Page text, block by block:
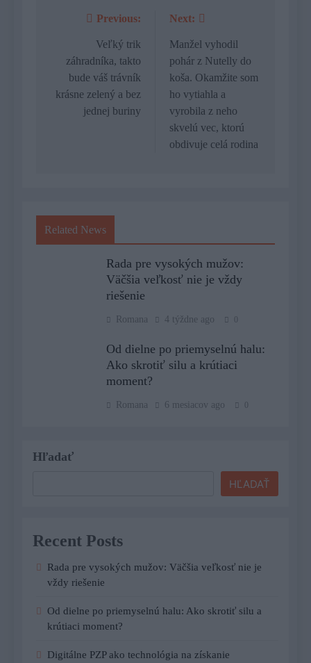
Navigácia
článku
Previous:
Veľký trik
záhradníka, takto
bude váš trávník
krásne zelený a bez
jednej buriny
Next:
Manžel vyhodil
pohár z Nutelly do
koša. Okamžite som
ho vytiahla a
vyrobila z neho
skvelú vec, ktorú
obdivuje celá rodina
Related News
Rada pre vysokých mužov:
Väčšia veľkosť nie je vždy
riešenie
Romana 4 týždne ago 0
Od dielne po priemyselnú halu:
Ako skrotiť silu a krútiaci
moment?
Romana 6 mesiacov ago 0
Hľadať
HĽADAŤ
Recent Posts
Rada pre vysokých mužov: Väčšia veľkosť nie je
vždy riešenie
Od dielne po priemyselnú halu: Ako skrotiť silu a
krútiaci moment?
Digitálne PZP ako technológia na získanie